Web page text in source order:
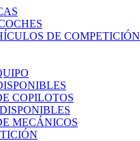
DE COMPETICIÓN
COPILOTOS
MECÁNICOS